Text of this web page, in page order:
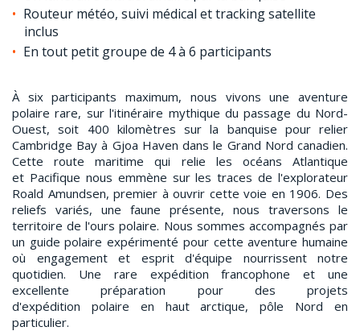
Routeur météo, suivi médical et tracking satellite
inclus
En tout petit groupe de 4 à 6 participants
À six participants maximum, nous vivons une aventure
polaire rare, sur l'itinéraire mythique du passage du Nord-
Ouest, soit 400 kilomètres sur la banquise pour relier
Cambridge Bay à Gjoa Haven dans le Grand Nord canadien.
Cette route maritime qui relie les océans Atlantique
et Pacifique nous emmène sur les traces de l'explorateur
Roald Amundsen, premier à ouvrir cette voie en 1906. Des
reliefs variés, une faune présente, nous traversons le
territoire de l'ours polaire. Nous sommes accompagnés par
un guide polaire expérimenté pour cette aventure humaine
où engagement et esprit d'équipe nourrissent notre
quotidien. Une rare expédition francophone et une
excellente préparation pour des projets
d'expédition polaire en haut arctique, pôle Nord en
particulier.